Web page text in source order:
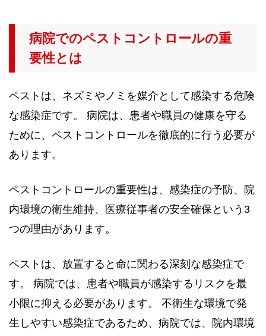
病院でのペストコントロールの重
要性とは
ペストは、ネズミやノミを媒介として感染する危険
な感染症です。 病院は、患者や職員の健康を守る
ために、ペストコントロールを徹底的に行う必要が
あります。
ペストコントロールの重要性は、感染症の予防、院
内環境の衛生維持、医療従事者の安全確保という3
つの理由があります。
ペストは、放置すると命に関わる深刻な感染症で
す。 病院では、患者や職員が感染するリスクを最
小限に抑える必要があります。 不衛生な環境で発
生しやすい感染症であるため、病院では、院内環境